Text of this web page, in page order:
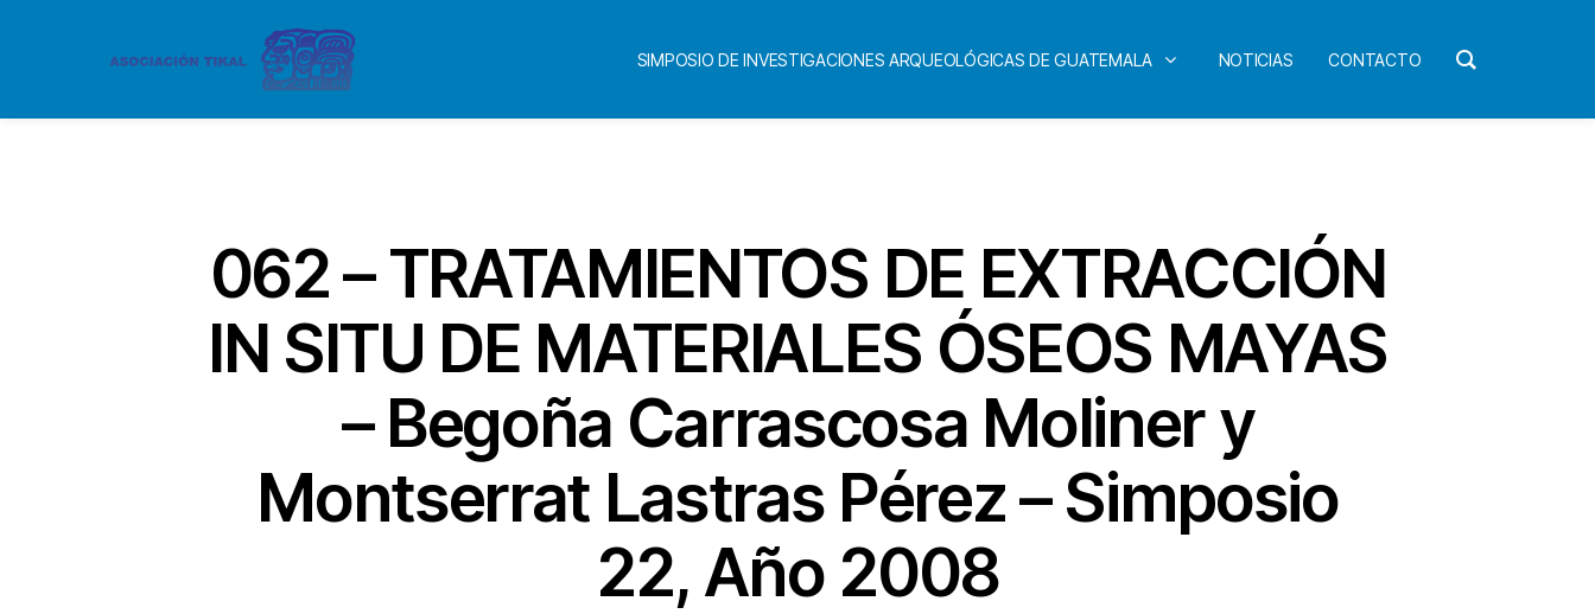
SIMPOSIO DE INVESTIGACIONES ARQUEOLÓGICAS DE GUATEMALA NOTICIAS CONTACTO
062 – TRATAMIENTOS DE EXTRACCIÓN
IN SITU DE MATERIALES ÓSEOS MAYAS
– Begoña Carrascosa Moliner y
Montserrat Lastras Pérez – Simposio
22, Año 2008